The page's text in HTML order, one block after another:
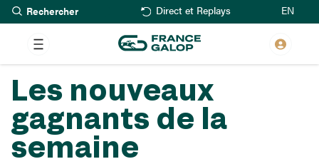
Aller
au
contenu
principal
Rechercher Direct et Replays EN
Les nouveaux
gagnants de la
semaine